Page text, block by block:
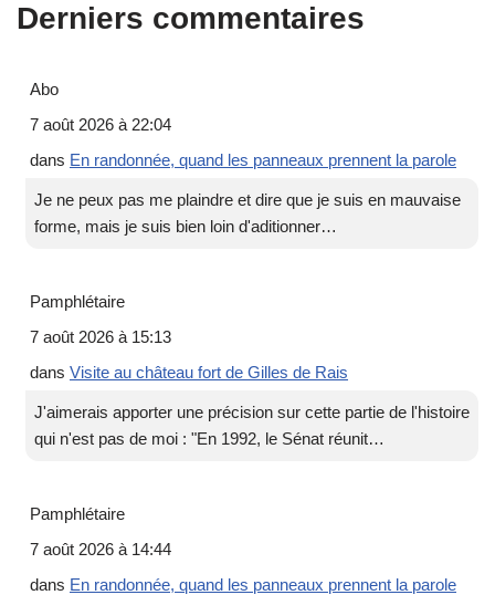
Derniers commentaires
Abo
7 août 2026 à 22:04
dans En randonnée, quand les panneaux prennent la parole
Je ne peux pas me plaindre et dire que je suis en mauvaise
forme, mais je suis bien loin d'aditionner…
Pamphlétaire
7 août 2026 à 15:13
dans Visite au château fort de Gilles de Rais
J'aimerais apporter une précision sur cette partie de l'histoire
qui n'est pas de moi : "En 1992, le Sénat réunit…
Pamphlétaire
7 août 2026 à 14:44
dans En randonnée, quand les panneaux prennent la parole